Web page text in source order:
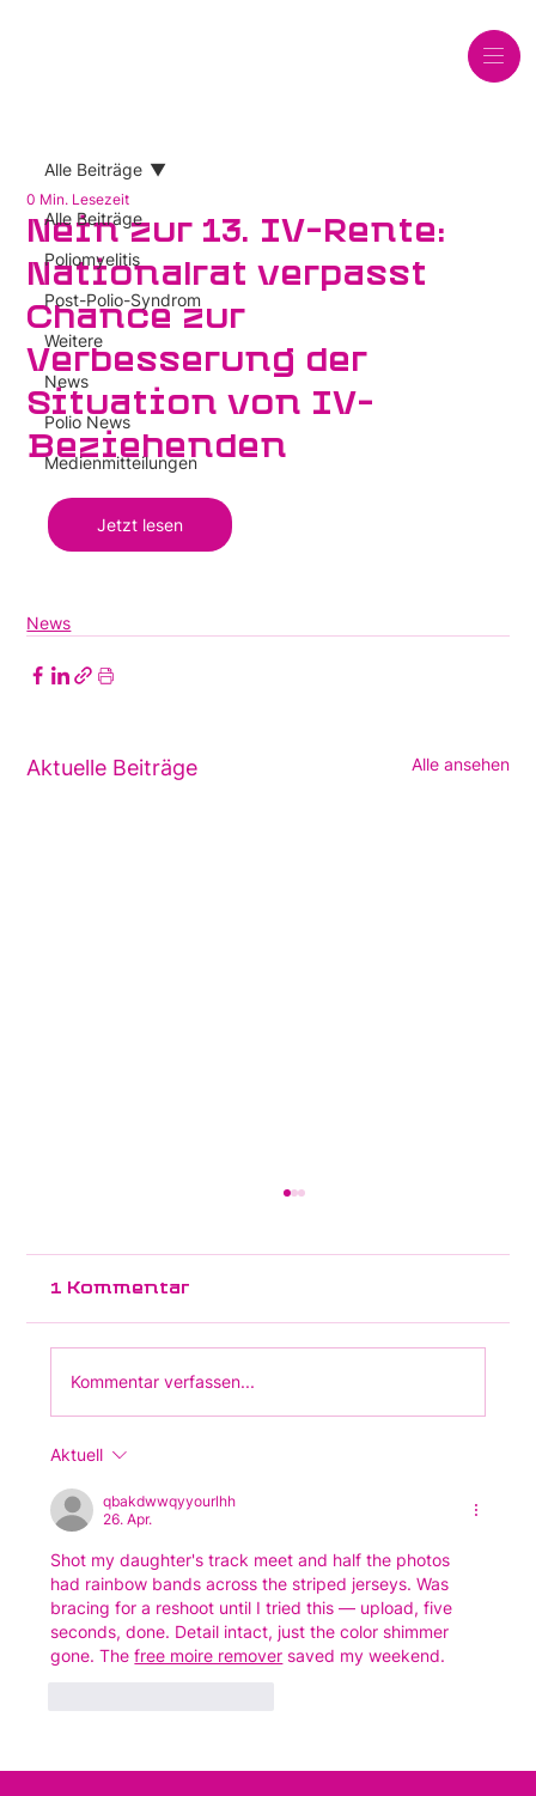
Alle Beiträge
Poliomyelitis
Post-Polio-Syndrom
Weitere
News
Polio News
Medienmitteilungen
Alle Beiträge
Nein zur 13. IV-Rente:
Nationalrat verpasst
Chance zur
Verbesserung der
Situation von IV-
Beziehenden
0 Min. Lesezeit
Jetzt lesen
News
Aktuelle Beiträge Alle ansehen
(PPS)" erschienen
1 Kommentar
Kommentar verfassen...
Aktuell
qbakdwwqyyourlhh
26. Apr.
Shot my daughter's track meet and half the photos
had rainbow bands across the striped jerseys. Was
bracing for a reshoot until I tried this — upload, five
seconds, done. Detail intact, just the color shimmer
gone. The free moire remover saved my weekend.